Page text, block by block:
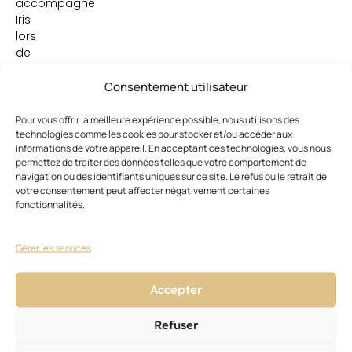
Consentement utilisateur
Pour vous offrir la meilleure expérience possible, nous utilisons des
technologies comme les cookies pour stocker et/ou accéder aux
informations de votre appareil. En acceptant ces technologies, vous nous
permettez de traiter des données telles que votre comportement de
navigation ou des identifiants uniques sur ce site. Le refus ou le retrait de
votre consentement peut affecter négativement certaines
fonctionnalités.
Gérer les services
Accepter
Refuser
accompagné
Iris
lors
de
déplacements
au
cours
de
son
«
de
Photo